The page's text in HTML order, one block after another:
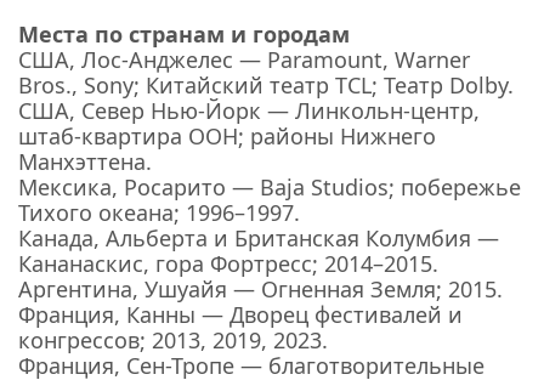
Места по странам и городам
США, Лос-Анджелес — Paramount, Warner
Bros., Sony; Китайский театр TCL; Театр Dolby.
США, Север Нью-Йорк — Линкольн-центр,
штаб-квартира ООН; районы Нижнего
Манхэттена.
Мексика, Росарито — Baja Studios; побережье
Тихого океана; 1996–1997.
Канада, Альберта и Британская Колумбия —
Кананаскис, гора Фортресс; 2014–2015.
Аргентина, Ушуайя — Огненная Земля; 2015.
Франция, Канны — Дворец фестивалей и
конгрессов; 2013, 2019, 2023.
Франция, Сен-Тропе — благотворительные